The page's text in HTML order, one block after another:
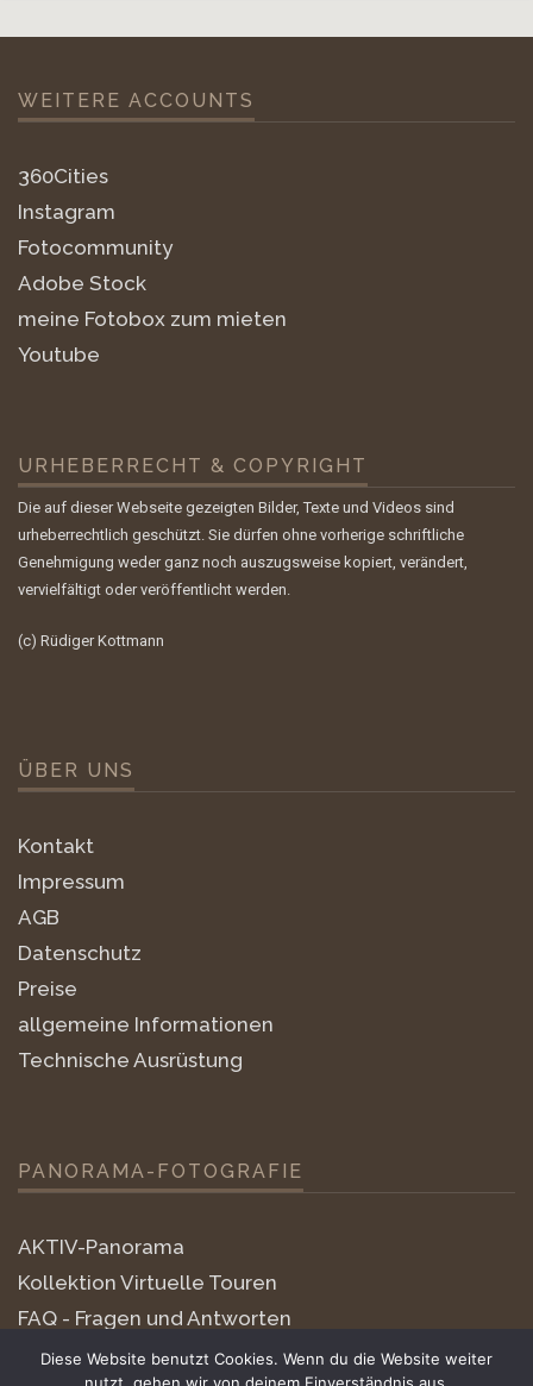
WEITERE ACCOUNTS
360Cities
Instagram
Fotocommunity
Adobe Stock
meine Fotobox zum mieten
Youtube
URHEBERRECHT & COPYRIGHT
Die auf dieser Webseite gezeigten Bilder, Texte und Videos sind
urheberrechtlich geschützt. Sie dürfen ohne vorherige schriftliche
Genehmigung weder ganz noch auszugsweise kopiert, verändert,
vervielfältigt oder veröffentlicht werden.
(c) Rüdiger Kottmann
ÜBER UNS
Kontakt
Impressum
AGB
Datenschutz
Preise
allgemeine Informationen
Technische Ausrüstung
PANORAMA-FOTOGRAFIE
AKTIV-Panorama
Kollektion Virtuelle Touren
FAQ - Fragen und Antworten
little-planets
Diese Website benutzt Cookies. Wenn du die Website weiter